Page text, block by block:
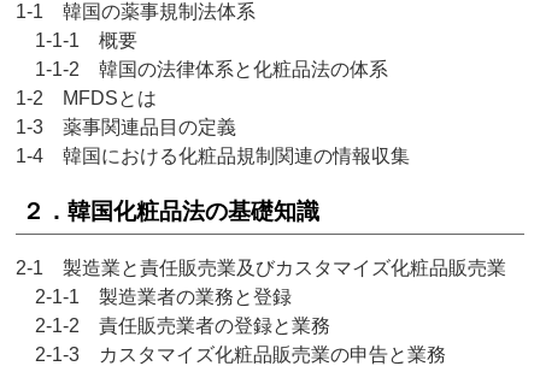
1-1 韓国の薬事規制法体系
1-1-1 概要
1-1-2 韓国の法律体系と化粧品法の体系
1-2 MFDSとは
1-3 薬事関連品目の定義
1-4 韓国における化粧品規制関連の情報収集
２．韓国化粧品法の基礎知識
2-1 製造業と責任販売業及びカスタマイズ化粧品販売業
2-1-1 製造業者の業務と登録
2-1-2 責任販売業者の登録と業務
2-1-3 カスタマイズ化粧品販売業の申告と業務